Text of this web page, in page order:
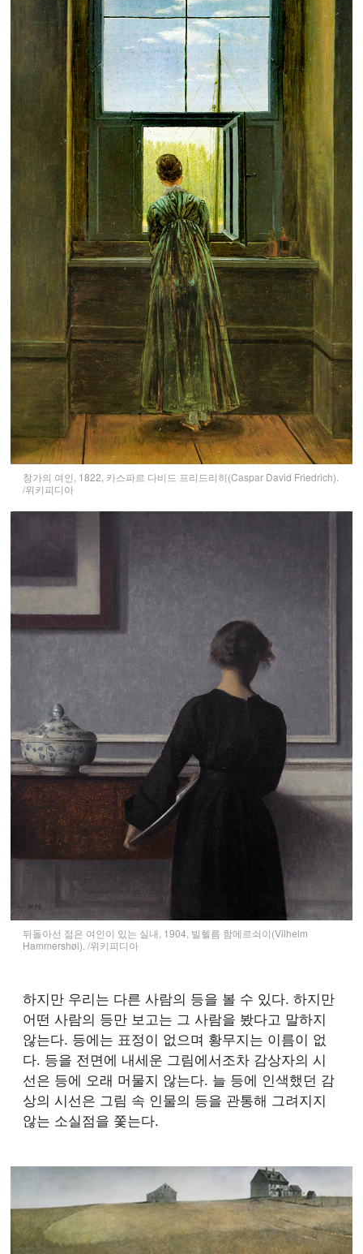
창가의 여인, 1822, 카스파르 다비드 프리드리히(Caspar David Friedrich).
/위키피디아
뒤돌아선 젊은 여인이 있는 실내, 1904, 빌헬름 함메르쇠이(Vilhelm
Hammershøi). /위키피디아
하지만 우리는 다른 사람의 등을 볼 수 있다. 하지만
어떤 사람의 등만 보고는 그 사람을 봤다고 말하지
않는다. 등에는 표정이 없으며 황무지는 이름이 없
다. 등을 전면에 내세운 그림에서조차 감상자의 시
선은 등에 오래 머물지 않는다. 늘 등에 인색했던 감
상의 시선은 그림 속 인물의 등을 관통해 그려지지
않는 소실점을 쫓는다.